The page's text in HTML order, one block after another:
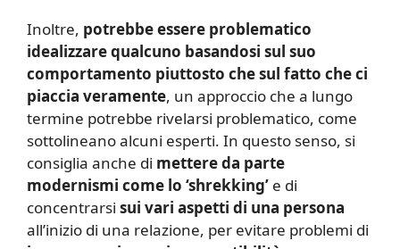
Inoltre, potrebbe essere problematico
idealizzare qualcuno basandosi sul suo
comportamento piuttosto che sul fatto che ci
piaccia veramente, un approccio che a lungo
termine potrebbe rivelarsi problematico, come
sottolineano alcuni esperti. In questo senso, si
consiglia anche di mettere da parte
modernismi come lo ‘shrekking’ e di
concentrarsi sui vari aspetti di una persona
all’inizio di una relazione, per evitare problemi di